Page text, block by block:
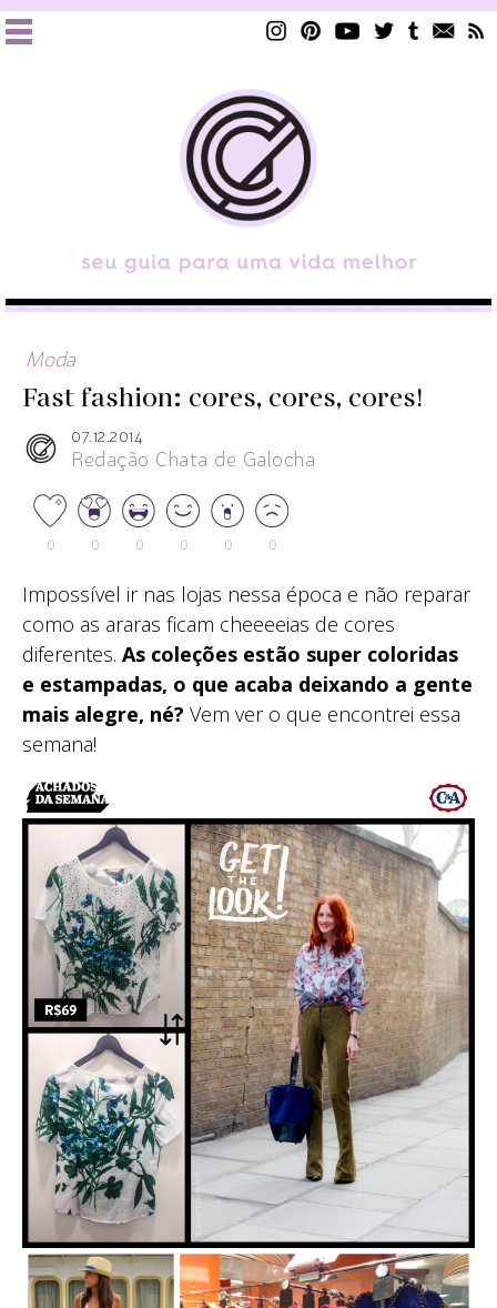
Moda
Fast fashion: cores, cores, cores!
07.12.2014
Redação Chata de Galocha
0 0 0 0 0 0
Impossível ir nas lojas nessa época e não reparar
como as araras ficam cheeeeias de cores
diferentes. As coleções estão super coloridas
e estampadas, o que acaba deixando a gente
mais alegre, né? Vem ver o que encontrei essa
semana!